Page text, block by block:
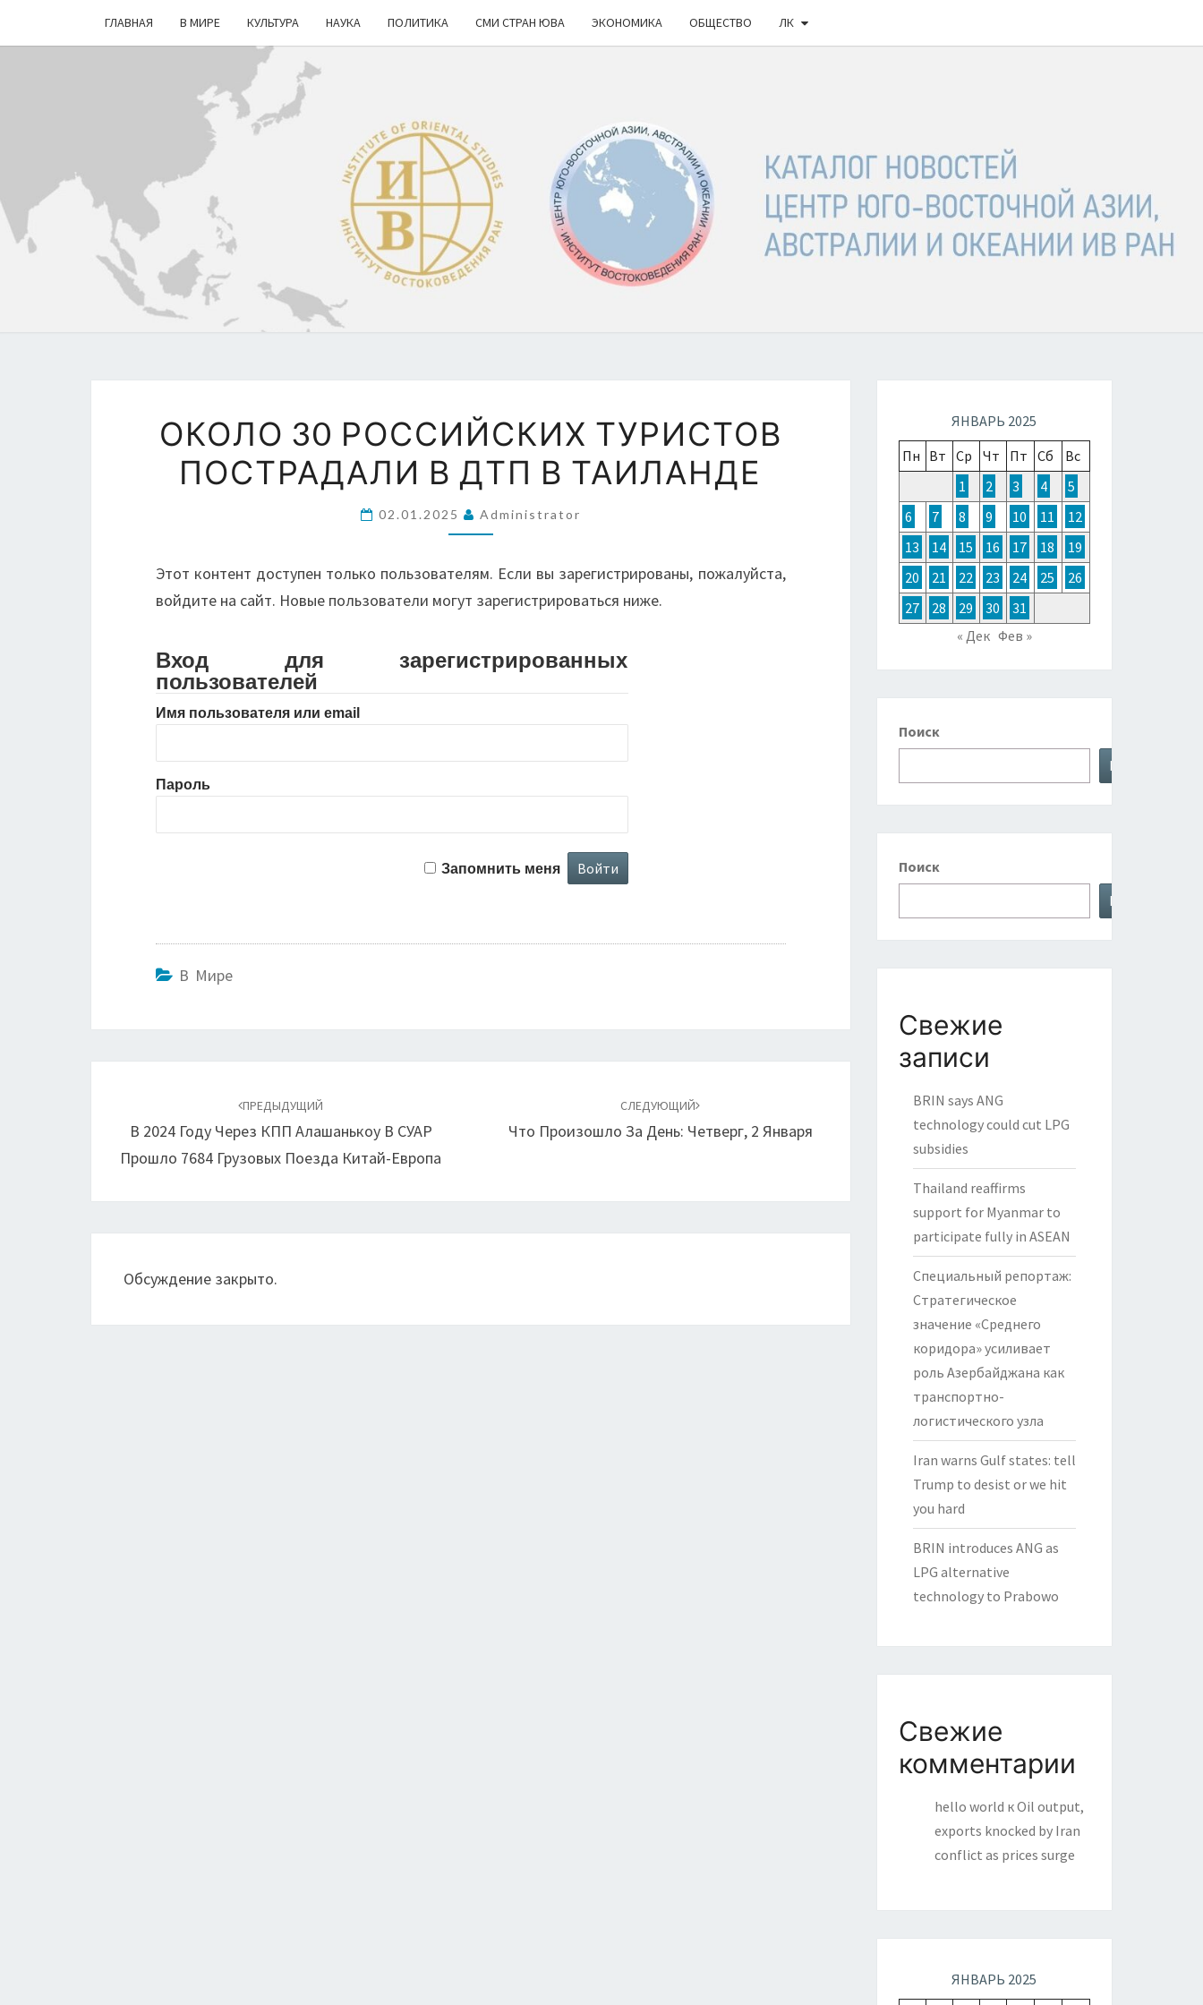
ГЛАВНАЯ В МИРЕ КУЛЬТУРА НАУКА ПОЛИТИКА СМИ СТРАН ЮВА ЭКОНОМИКА ОБЩЕСТВО ЛК
КАТАЛОГ
НОВОСТЕЙ
ВОСТОЧНОЙ
АЗИИ,
АВСТРАЛИИ
И ОКЕАНИИ
ИВ
РАН
30
РОССИЙСКИХ
ТУРИСТОВ
ПОСТРАДАЛИ
ДТП
В
ОКОЛО 30 РОССИЙСКИХ ТУРИСТОВ
ПОСТРАДАЛИ В ДТП В ТАИЛАНДЕ
02.01.2025 Administrator
Этот контент доступен только пользователям. Если вы зарегистрированы, пожалуйста,
войдите на сайт. Новые пользователи могут зарегистрироваться ниже.
Вход для зарегистрированных
пользователей
Имя пользователя или email
Пароль
Запомнить меня
В Мире
записям
ПРЕДЫДУЩИЙ
В 2024 Году Через КПП Алашанькоу В СУАР
Прошло 7684 Грузовых Поезда Китай-Европа
СЛЕДУЮЩИЙ
Что Произошло За День: Четверг, 2 Января
Обсуждение закрыто.
ЯНВАРЬ 2025
Пн Вт Ср Чт Пт Сб
Вс
1
2 3 4
5
6
7 8 9 10 11
12
13
14 15 16 17 18
19
20
21 22 23 24 25
26
27
28 29 30
31
« Дек Фев »
Поиск
Поиск
Поиск
Поиск
Свежие
записи
BRIN says ANG
technology could cut LPG
subsidies
Thailand reaffirms
support for Myanmar to
participate fully in ASEAN
Специальный репортаж:
Стратегическое
значение «Среднего
коридора» усиливает
роль Азербайджана как
транспортно-
логистического узла
Iran warns Gulf states: tell
Trump to desist or we hit
you hard
BRIN introduces ANG as
LPG alternative
technology to Prabowo
Свежие
комментарии
hello world кOil output,
exports knocked by Iran
conflict as prices surge
ЯНВАРЬ 2025